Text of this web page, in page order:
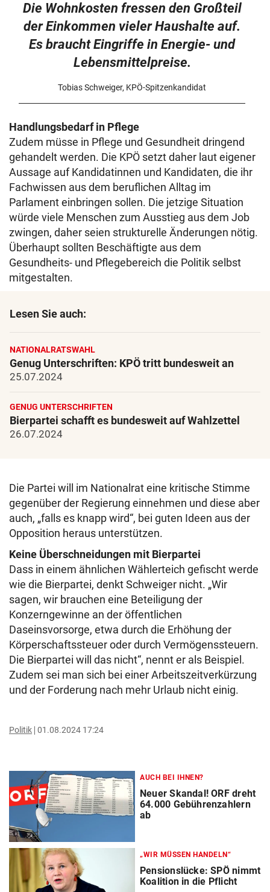
Die Wohnkosten fressen den Großteil
der Einkommen vieler Haushalte auf.
Es braucht Eingriffe in Energie- und
Lebensmittelpreise.
Tobias Schweiger, KPÖ-Spitzenkandidat
Handlungsbedarf in Pflege
Zudem müsse in Pflege und Gesundheit dringend
gehandelt werden. Die KPÖ setzt daher laut eigener
Aussage auf Kandidatinnen und Kandidaten, die ihr
Fachwissen aus dem beruflichen Alltag im
Parlament einbringen sollen. Die jetzige Situation
würde viele Menschen zum Ausstieg aus dem Job
zwingen, daher seien strukturelle Änderungen nötig.
Überhaupt sollten Beschäftigte aus dem
Gesundheits- und Pflegebereich die Politik selbst
mitgestalten.
Lesen Sie auch:
NATIONALRATSWAHL
Genug Unterschriften: KPÖ tritt bundesweit an
25.07.2024
GENUG UNTERSCHRIFTEN
Bierpartei schafft es bundesweit auf Wahlzettel
26.07.2024
Die Partei will im Nationalrat eine kritische Stimme
gegenüber der Regierung einnehmen und diese aber
auch, „falls es knapp wird“, bei guten Ideen aus der
Opposition heraus unterstützen.
Keine Überschneidungen mit Bierpartei
Dass in einem ähnlichen Wählerteich gefischt werde
wie die Bierpartei, denkt Schweiger nicht. „Wir
sagen, wir brauchen eine Beteiligung der
Konzerngewinne an der öffentlichen
Daseinsvorsorge, etwa durch die Erhöhung der
Körperschaftssteuer oder durch Vermögenssteuern.
Die Bierpartei will das nicht“, nennt er als Beispiel.
Zudem sei man sich bei einer Arbeitszeitverkürzung
und der Forderung nach mehr Urlaub nicht einig.
Politik 01.08.2024 17:24
AUCH BEI IHNEN?
Neuer Skandal! ORF dreht
64.000 Gebührenzahlern
ab
„WIR MÜSSEN HANDELN“
Pensionslücke: SPÖ nimmt
Koalition in die Pflicht